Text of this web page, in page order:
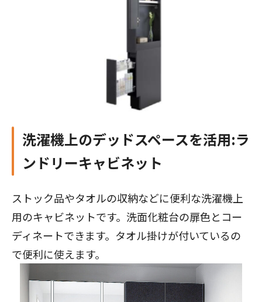
洗濯機上のデッドスペースを活用:ラ
ンドリーキャビネット
ストック品やタオルの収納などに便利な洗濯機上
用のキャビネットです。洗面化粧台の扉色とコー
ディネートできます。タオル掛けが付いているの
で便利に使えます。